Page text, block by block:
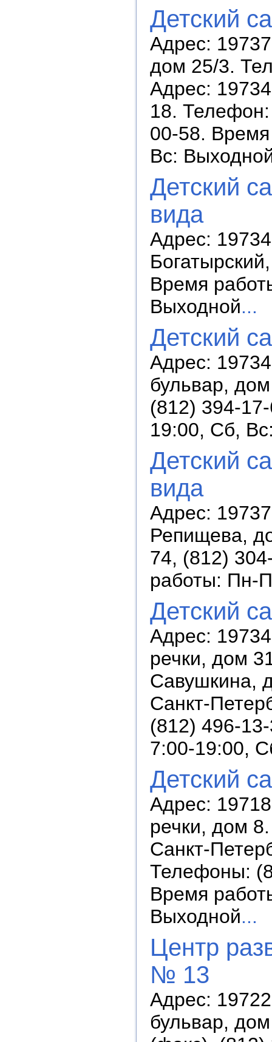
Детский
Адрес:
дом 25/3.
Адрес:
18.
00-58.
Вс:
Детский
вида
Адрес:
Время
Выходной...
Детский
Адрес:
бульвар,
(812) 394-
19:00, Сб,
Детский
вида
Адрес:
Репищева,
74, (812)
работы: Пн-
Детский
Адрес:
речки, дом
Савушкина,
Санкт-
(812) 496-
7:00-19:00,
Детский
Адрес:
речки, дом
Санкт-
Телефоны:
Время
Выходной...
Центр
№ 13
Адрес:
бульвар,